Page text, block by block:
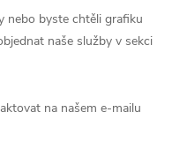
nebo byste chtěli grafiku
naše služby v sekci
na našem e-mailu